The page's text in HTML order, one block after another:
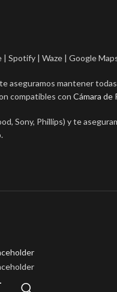
| Waze | Google
aseguramos mantener
compatibles con Cámara de
Sony, Phillips) y te